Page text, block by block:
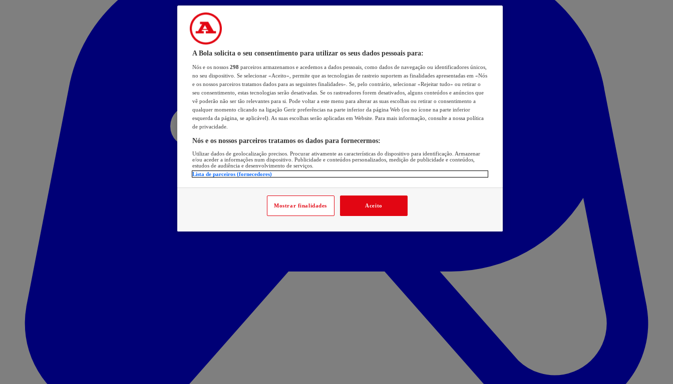
A Bola solicita o seu consentimento para utilizar os seus dados pessoais para:
Nós e os nossos 298 parceiros armazenamos e acedemos a dados pessoais, como dados de navegação ou identificadores únicos,
no seu dispositivo. Se selecionar «Aceito», permite que as tecnologias de rastreio suportem as finalidades apresentadas em «Nós
e os nossos parceiros tratamos dados para as seguintes finalidades». Se, pelo contrário, selecionar «Rejeitar tudo» ou retirar o
seu consentimento, estas tecnologias serão desativadas. Se os rastreadores forem desativados, alguns conteúdos e anúncios que
vê poderão não ser tão relevantes para si. Pode voltar a este menu para alterar as suas escolhas ou retirar o consentimento a
qualquer momento clicando na ligação Gerir preferências na parte inferior da página Web (ou no ícone na parte inferior
esquerda da página, se aplicável). As suas escolhas serão aplicadas em Website. Para mais informação, consulte a nossa política
de privacidade.
Nós e os nossos parceiros tratamos os dados para fornecermos:
Utilizar dados de geolocalização precisos. Procurar ativamente as características do dispositivo para identificação. Armazenar
e/ou aceder a informações num dispositivo. Publicidade e conteúdos personalizados, medição de publicidade e conteúdos,
estudos de audiência e desenvolvimento de serviços.
Lista de parceiros (fornecedores)
Mostrar finalidades Aceito